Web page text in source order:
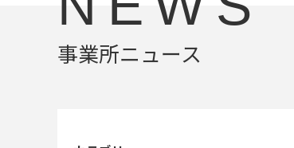
事業所ニュース